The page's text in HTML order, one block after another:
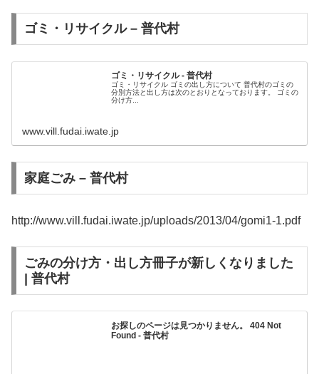
ゴミ・リサイクル – 普代村
ゴミ・リサイクル - 普代村
ゴミ・リサイクル ゴミの出し方について 普代村のゴミの
分別方法と出し方は次のとおりとなっております。 ゴミの
分け方...
www.vill.fudai.iwate.jp
家庭ごみ – 普代村
http://www.vill.fudai.iwate.jp/uploads/2013/04/gomi1-1.pdf
ごみの分け方・出し方冊子が新しくなりました
| 普代村
お探しのページは見つかりません。 404 Not
Found - 普代村